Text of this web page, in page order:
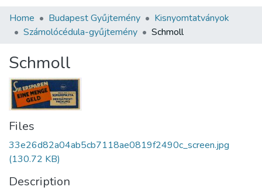
Communities & Collections
Statistics
About us
Home Budapest Gyűjtemény
Kisnyomtatványok
Számolócédula-gyűjtemény
Schmoll
Schmoll
Files
33e26d82a04ab5cb7118ae0819f2490c_screen.jpg
(130.72 KB)
Description